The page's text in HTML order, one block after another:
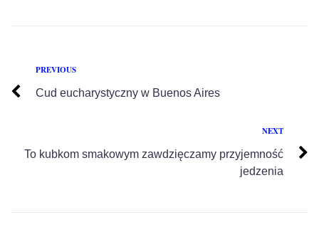
PREVIOUS
Cud eucharystyczny w Buenos Aires
NEXT
To kubkom smakowym zawdzięczamy przyjemność
jedzenia